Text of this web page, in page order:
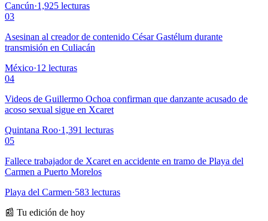
Cancún·1,925 lecturas
03
Asesinan al creador de contenido César Gastélum durante
transmisión en Culiacán
México·12 lecturas
04
Videos de Guillermo Ochoa confirman que danzante acusado de
acoso sexual sigue en Xcaret
Quintana Roo·1,391 lecturas
05
Fallece trabajador de Xcaret en accidente en tramo de Playa del
Carmen a Puerto Morelos
Playa del Carmen·583 lecturas
📰 Tu edición de hoy